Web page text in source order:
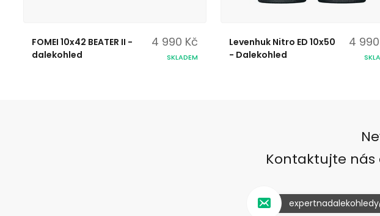
FOMEI 10x42 BEATER II -
dalekohled
4 990 Kč
SKLADEM
Levenhuk Nitro ED 10x50
- Dalekohled
4
Kontaktujte